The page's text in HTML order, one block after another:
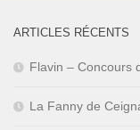
ARTICLES RÉCENTS
Flavin – Concours
La Fanny de